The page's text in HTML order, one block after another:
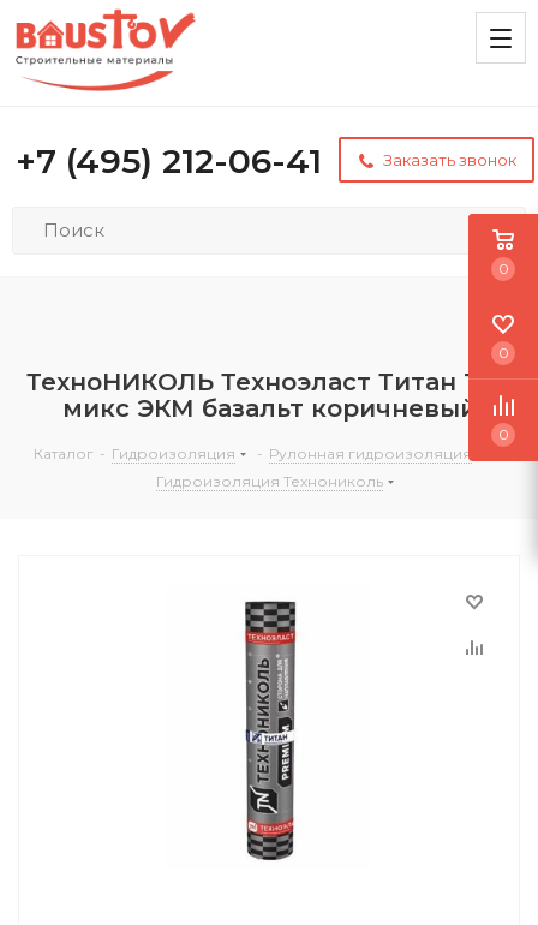
+7 (495) 212-06-41 Заказать звонок
ТехноНИКОЛЬ Техноэласт Титан Top
микс ЭКМ базальт коричневый
Каталог - Гидроизоляция - Рулонная гидроизоляция
Гидроизоляция Технониколь
0
0
0